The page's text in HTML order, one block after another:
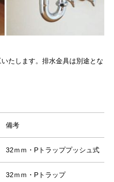
たします。排水金具は別途とな
備考
32ｍｍ・Pトラッププッシュ式
32ｍｍ・Pトラップ